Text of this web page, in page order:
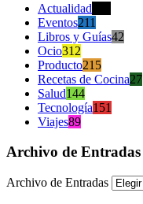
Actualidad
Eventos211
Libros y Guías42
Ocio312
Producto215
Recetas de Cocina27
Salud144
Tecnología151
Viajes89
Archivo de Entradas
Archivo de Entradas